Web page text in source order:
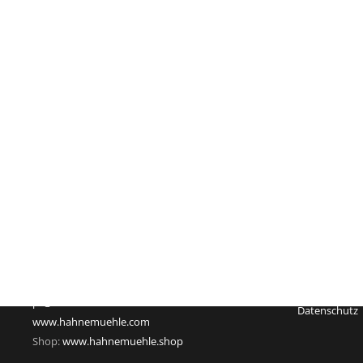
www.hahnemuehle.com
Shop:www.hahnemuehle.shop
Datenschutz